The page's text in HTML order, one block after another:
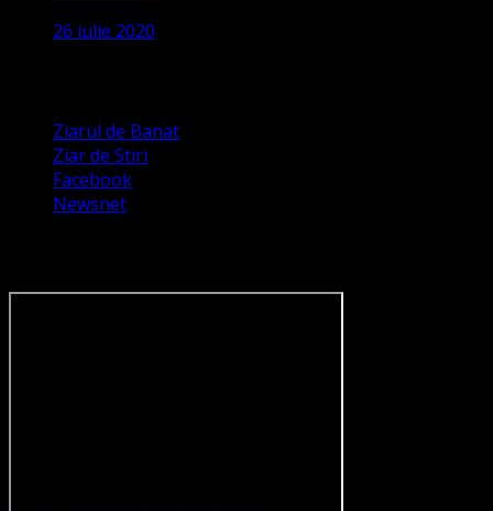
26 iulie 2020
Ziarul de Banat
Ziar de Stiri
Facebook
Newsnet